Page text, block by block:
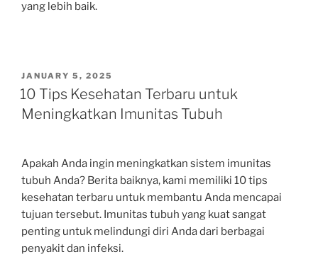
yang lebih baik.
POSTED
ON
JANUARY 5, 2025
10 Tips Kesehatan Terbaru untuk
Meningkatkan Imunitas Tubuh
Apakah Anda ingin meningkatkan sistem imunitas
tubuh Anda? Berita baiknya, kami memiliki 10 tips
kesehatan terbaru untuk membantu Anda mencapai
tujuan tersebut. Imunitas tubuh yang kuat sangat
penting untuk melindungi diri Anda dari berbagai
penyakit dan infeksi.